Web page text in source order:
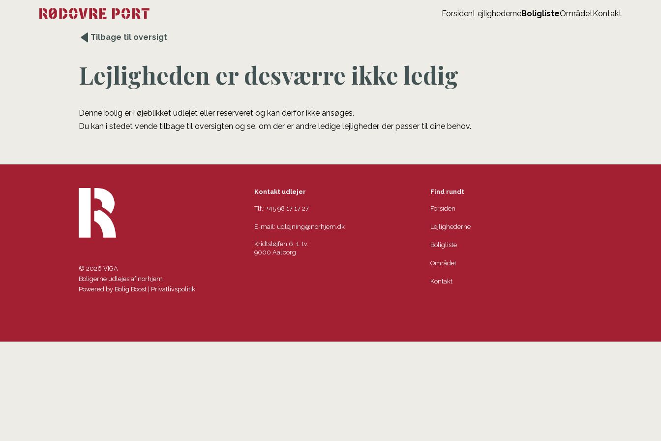
ForsidenLejlighederneBoliglisteOmrådetKontakt
Tilbage til oversigt
Lejligheden er desværre ikke ledig
Denne bolig er i øjeblikket udlejet eller reserveret og kan derfor ikke ansøges.
Du kan i stedet vende tilbage til oversigten og se, om der er andre ledige lejligheder, der passer til dine behov.
© 2026 VIGA
Boligerne udlejes af norhjem
Powered by Bolig Boost Privatlivspolitik
Kontakt udlejer
Tlf.:+45 98 17 17 27
E-mail: udlejning@norhjem.dk
Kridtsløjfen 6, 1. tv.
9000 Aalborg
Find rundt
Forsiden
Lejlighederne
Boligliste
Området
Kontakt